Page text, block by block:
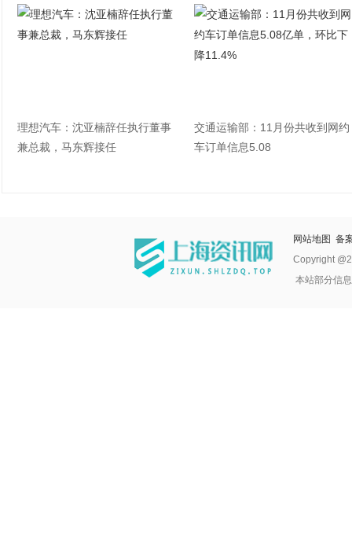
理想汽车：沈亚楠辞任执行董事
兼总裁，马东辉接任
交通运输部：11月份共收到网约
车订单信息5.08
网站地图 备
Copyright
本站部分信